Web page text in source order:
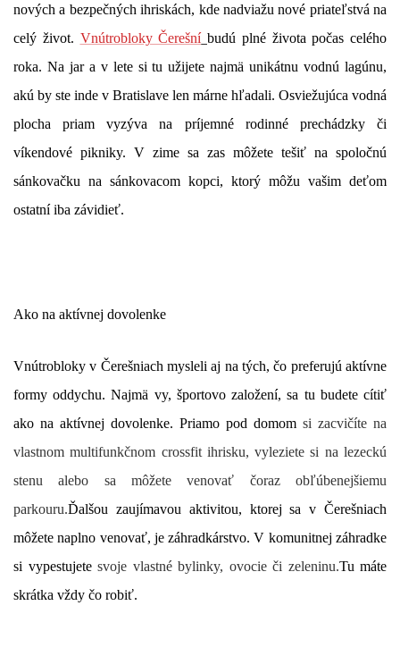
nových a bezpečných ihriskách, kde nadviažu nové priateľstvá na
celý život. Vnútrobloky Čerešní budú plné života počas celého
roka. Na jar a v lete si tu užijete najmä unikátnu vodnú lagúnu,
akú by ste inde v Bratislave len márne hľadali. Osviežujúca vodná
plocha priam vyzýva na príjemné rodinné prechádzky či
víkendové pikniky. V zime sa zas môžete tešiť na spoločnú
sánkovačku na sánkovacom kopci, ktorý môžu vašim deťom
ostatní iba závidieť.
Ako na aktívnej dovolenke
Vnútrobloky v Čerešniach mysleli aj na tých, čo preferujú aktívne
formy oddychu. Najmä vy, športovo založení, sa tu budete cítiť
ako na aktívnej dovolenke. Priamo pod domom si zacvičíte na
vlastnom multifunkčnom crossfit ihrisku, vyleziete si na lezeckú
stenu alebo sa môžete venovať čoraz obľúbenejšiemu
parkouru.Ďalšou zaujímavou aktivitou, ktorej sa v Čerešniach
môžete naplno venovať, je záhradkárstvo. V komunitnej záhradke
si vypestujetesvoje vlastné bylinky, ovocie či zeleninu.Tu máte
skrátka vždy čo robiť.